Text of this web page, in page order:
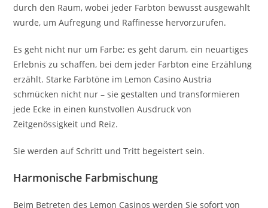
durch den Raum, wobei jeder Farbton bewusst ausgewählt
wurde, um Aufregung und Raffinesse hervorzurufen.
Es geht nicht nur um Farbe; es geht darum, ein neuartiges
Erlebnis zu schaffen, bei dem jeder Farbton eine Erzählung
erzählt. Starke Farbtöne im Lemon Casino Austria
schmücken nicht nur – sie gestalten und transformieren
jede Ecke in einen kunstvollen Ausdruck von
Zeitgenössigkeit und Reiz.
Sie werden auf Schritt und Tritt begeistert sein.
Harmonische Farbmischung
Beim Betreten des Lemon Casinos werden Sie sofort von